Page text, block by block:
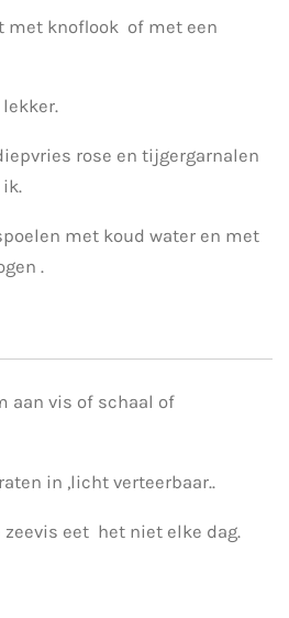
met knoflook of met een
rose en tijgergarnalen
met koud water en met
.
aan vis of schaal of
in ,licht verteerbaar..
eet het niet elke dag.